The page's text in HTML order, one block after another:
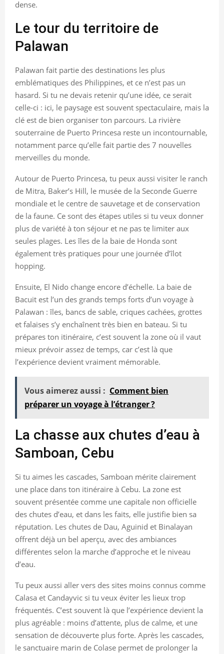
dense.
Le tour du territoire de
Palawan
Palawan fait partie des destinations les plus
emblématiques des Philippines, et ce n’est pas un
hasard. Si tu ne devais retenir qu’une idée, ce serait
celle-ci : ici, le paysage est souvent spectaculaire, mais la
clé est de bien organiser ton parcours. La rivière
souterraine de Puerto Princesa reste un incontournable,
notamment parce qu’elle fait partie des 7 nouvelles
merveilles du monde.
Autour de Puerto Princesa, tu peux aussi visiter le ranch
de Mitra, Baker’s Hill, le musée de la Seconde Guerre
mondiale et le centre de sauvetage et de conservation
de la faune. Ce sont des étapes utiles si tu veux donner
plus de variété à ton séjour et ne pas te limiter aux
seules plages. Les îles de la baie de Honda sont
également très pratiques pour une journée d’îlot
hopping.
Ensuite, El Nido change encore d’échelle. La baie de
Bacuit est l’un des grands temps forts d’un voyage à
Palawan : îles, bancs de sable, criques cachées, grottes
et falaises s’y enchaînent très bien en bateau. Si tu
prépares ton itinéraire, c’est souvent la zone où il vaut
mieux prévoir assez de temps, car c’est là que
l’expérience devient vraiment mémorable.
Vous aimerez aussi : Comment bien
préparer un voyage à l’étranger ?
La chasse aux chutes d’eau à
Samboan, Cebu
Si tu aimes les cascades, Samboan mérite clairement
une place dans ton itinéraire à Cebu. La zone est
souvent présentée comme une capitale non officielle
des chutes d’eau, et dans les faits, elle justifie bien sa
réputation. Les chutes de Dau, Aguinid et Binalayan
offrent déjà un bel aperçu, avec des ambiances
différentes selon la marche d’approche et le niveau
d’eau.
Tu peux aussi aller vers des sites moins connus comme
Calasa et Candayvic si tu veux éviter les lieux trop
fréquentés. C’est souvent là que l’expérience devient la
plus agréable : moins d’attente, plus de calme, et une
sensation de découverte plus forte. Après les cascades,
le sanctuaire marin de Colase permet de prolonger la